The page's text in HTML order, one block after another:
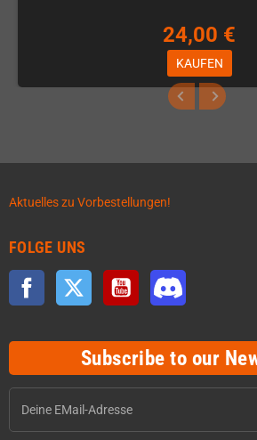
24,00 €
KAUFEN
Aktuelles zu Vorbestellungen!
FOLGE UNS
Facebook Twitter YouTube
Subscribe to our